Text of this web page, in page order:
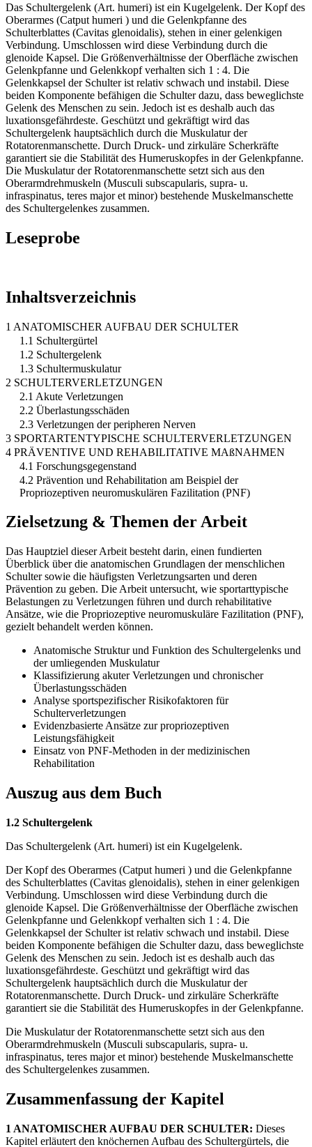
Das Schultergelenk (Art. humeri) ist ein Kugelgelenk. Der Kopf des
Oberarmes (Catput humeri ) und die Gelenkpfanne des
Schulterblattes (Cavitas glenoidalis), stehen in einer gelenkigen
Verbindung. Umschlossen wird diese Verbindung durch die
glenoide Kapsel. Die Größenverhältnisse der Oberfläche zwischen
Gelenkpfanne und Gelenkkopf verhalten sich 1 : 4. Die
Gelenkkapsel der Schulter ist relativ schwach und instabil. Diese
beiden Komponente befähigen die Schulter dazu, dass beweglichste
Gelenk des Menschen zu sein. Jedoch ist es deshalb auch das
luxationsgefährdeste. Geschützt und gekräftigt wird das
Schultergelenk hauptsächlich durch die Muskulatur der
Rotatorenmanschette. Durch Druck- und zirkuläre Scherkräfte
garantiert sie die Stabilität des Humeruskopfes in der Gelenkpfanne.
Die Muskulatur der Rotatorenmanschette setzt sich aus den
Oberarmdrehmuskeln (Musculi subscapularis, supra- u.
infraspinatus, teres major et minor) bestehende Muskelmanschette
des Schultergelenkes zusammen.
Leseprobe
Inhaltsverzeichnis
1 ANATOMISCHER AUFBAU DER SCHULTER
1.1 Schultergürtel
1.2 Schultergelenk
1.3 Schultermuskulatur
2 SCHULTERVERLETZUNGEN
2.1 Akute Verletzungen
2.2 Überlastungsschäden
2.3 Verletzungen der peripheren Nerven
3 SPORTARTENTYPISCHE SCHULTERVERLETZUNGEN
4 PRÄVENTIVE UND REHABILITATIVE MAßNAHMEN
4.1 Forschungsgegenstand
4.2 Prävention und Rehabilitation am Beispiel der
Propriozeptiven neuromuskulären Fazilitation (PNF)
Zielsetzung & Themen der Arbeit
Das Hauptziel dieser Arbeit besteht darin, einen fundierten
Überblick über die anatomischen Grundlagen der menschlichen
Schulter sowie die häufigsten Verletzungsarten und deren
Prävention zu geben. Die Arbeit untersucht, wie sportarttypische
Belastungen zu Verletzungen führen und durch rehabilitative
Ansätze, wie die Propriozeptive neuromuskuläre Fazilitation (PNF),
gezielt behandelt werden können.
Anatomische Struktur und Funktion des Schultergelenks und
der umliegenden Muskulatur
Klassifizierung akuter Verletzungen und chronischer
Überlastungsschäden
Analyse sportspezifischer Risikofaktoren für
Schulterverletzungen
Evidenzbasierte Ansätze zur propriozeptiven
Leistungsfähigkeit
Einsatz von PNF-Methoden in der medizinischen
Rehabilitation
Auszug aus dem Buch
1.2 Schultergelenk
Das Schultergelenk (Art. humeri) ist ein Kugelgelenk.
Der Kopf des Oberarmes (Catput humeri ) und die Gelenkpfanne
des Schulterblattes (Cavitas glenoidalis), stehen in einer gelenkigen
Verbindung. Umschlossen wird diese Verbindung durch die
glenoide Kapsel. Die Größenverhältnisse der Oberfläche zwischen
Gelenkpfanne und Gelenkkopf verhalten sich 1 : 4. Die
Gelenkkapsel der Schulter ist relativ schwach und instabil. Diese
beiden Komponente befähigen die Schulter dazu, dass beweglichste
Gelenk des Menschen zu sein. Jedoch ist es deshalb auch das
luxationsgefährdeste. Geschützt und gekräftigt wird das
Schultergelenk hauptsächlich durch die Muskulatur der
Rotatorenmanschette. Durch Druck- und zirkuläre Scherkräfte
garantiert sie die Stabilität des Humeruskopfes in der Gelenkpfanne.
Die Muskulatur der Rotatorenmanschette setzt sich aus den
Oberarmdrehmuskeln (Musculi subscapularis, supra- u.
infraspinatus, teres major et minor) bestehende Muskelmanschette
des Schultergelenkes zusammen.
Zusammenfassung der Kapitel
1 ANATOMISCHER AUFBAU DER SCHULTER: Dieses
Kapitel erläutert den knöchernen Aufbau des Schultergürtels, die